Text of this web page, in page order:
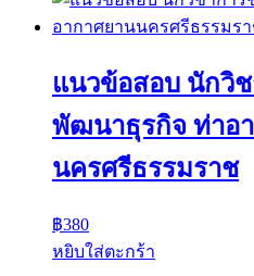
แนวข้อสอบ นักวิ
พัฒนาธุรกิจ ท่าอ
นครศรีธรรมราช
฿380
หยิบใส่ตะกร้า